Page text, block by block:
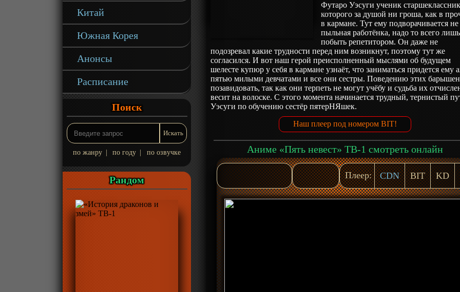
Китай
Южная Корея
Анонсы
Расписание
Поиск
по жанру по году по озвучке
Рандом
Футаро Уэсуги ученик
которого за душой ни гроша, как в
в кармане. Тут ему подворачивается не
пыльная работёнка, надо то всего лишь
побыть репетитором. Он даже не
подозревал какие трудности перед ним возникнут, поэтому тут же
согласился. И вот наш герой преисполненный мыслями об будущем
шелесте купюр у себя в кармане узнаёт, что заниматься придется ему
пятью милыми девчатами и все они сестры. Поведению этих
позавидовать, так как они терпеть не могут учёбу и судьба их
весит на волоске. С этого момента начинается трудный, тернистый
Уэсуги по обучению сестёр пятерНЯшек.
Наш плеер под номером BIT!
Аниме «Пять невест» ТВ-1 смотреть онлайн
Плеер: CDN BIT KD